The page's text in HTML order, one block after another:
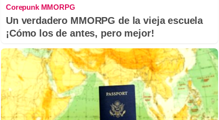
Corepunk MMORPG
Un verdadero MMORPG de la vieja escuela
¡Cómo los de antes, pero mejor!